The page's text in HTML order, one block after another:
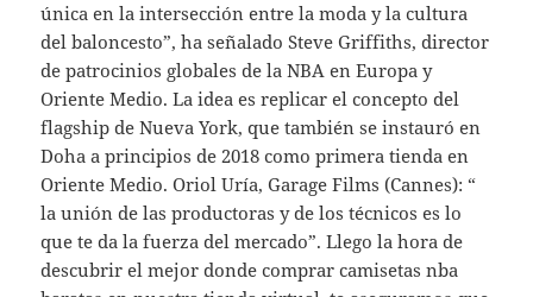
única en la intersección entre la moda y la cultura
del baloncesto”, ha señalado Steve Griffiths, director
de patrocinios globales de la NBA en Europa y
Oriente Medio. La idea es replicar el concepto del
flagship de Nueva York, que también se instauró en
Doha a principios de 2018 como primera tienda en
Oriente Medio. Oriol Uría, Garage Films (Cannes): “
la unión de las productoras y de los técnicos es lo
que te da la fuerza del mercado”. Llego la hora de
descubrir el mejor donde comprar camisetas nba